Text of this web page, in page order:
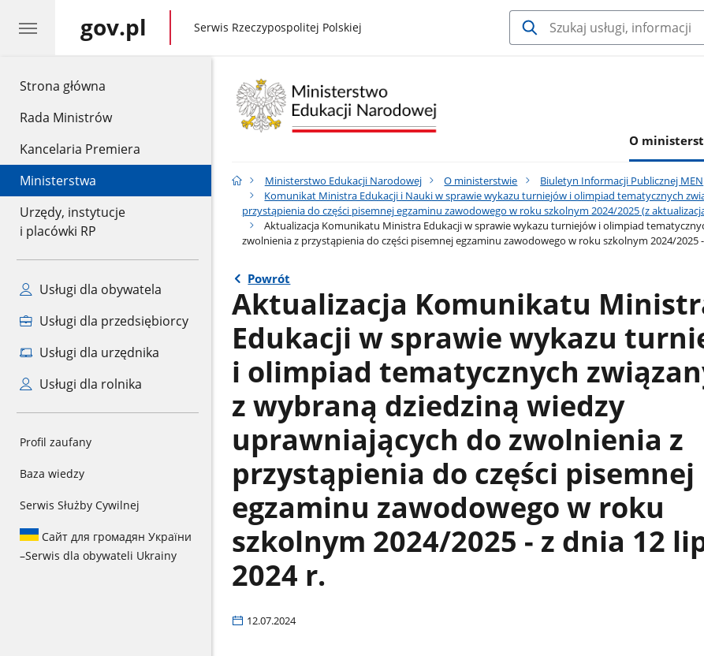
Strona główna
Rada Ministrów
Kancelaria Premiera
Ministerstwa
Urzędy, instytucje
i placówki RP
Usługi dla obywatela
Usługi dla przedsiębiorcy
Usługi dla urzędnika
Usługi dla rolnika
Profil zaufany
Baza wiedzy
Serwis Służby Cywilnej
Сайт для громадян України
–Serwis dla obywateli Ukrainy
gov.pl gov.pl
Serwis Rzeczypospolitej Polskiej
O
Ministerstwo Edukacji Narodowej O ministerstwie Biuletyn Informacji Publicznej MEN
Komunikat Ministra Edukacji i Nauki w sprawie wykazu turniejów i olimpiad tematycznych
przystąpienia do części pisemnej egzaminu zawodowego w roku szkolnym 2024/2025 (z
Aktualizacja Komunikatu Ministra Edukacji w sprawie wykazu turniejów i olimpiad
zwolnienia z przystąpienia do części pisemnej egzaminu zawodowego w roku szkolnym 2024/2025
Powrót
Aktualizacja Komunikatu
Edukacji w sprawie wykazu
i olimpiad tematycznych
z wybraną dziedziną wiedzy
uprawniających do zwolnienia z
przystąpienia do części pisemnej
egzaminu zawodowego w roku
szkolnym 2024/2025 - z dnia 12
2024 r.
12.07.2024